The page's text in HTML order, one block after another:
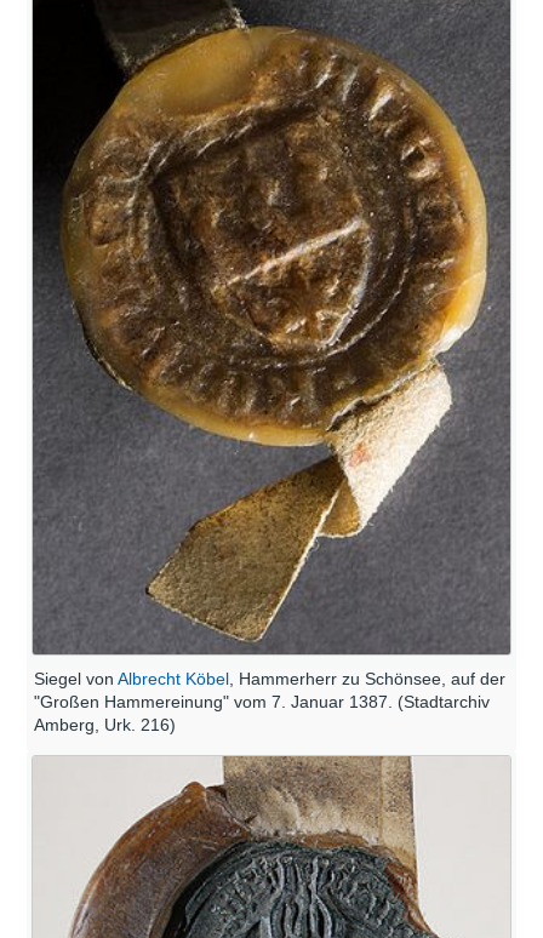
Siegel von Albrecht Köbel , Hammerherr zu Schönsee, auf der
"Großen Hammereinung" vom 7. Januar 1387. (Stadtarchiv
Amberg, Urk. 216)